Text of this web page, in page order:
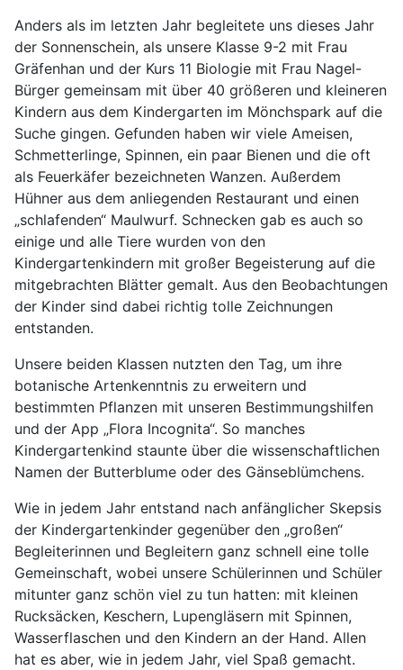
Anders als im letzten Jahr begleitete uns dieses Jahr
der Sonnenschein, als unsere Klasse 9-2 mit Frau
Gräfenhan und der Kurs 11 Biologie mit Frau Nagel-
Bürger gemeinsam mit über 40 größeren und kleineren
Kindern aus dem Kindergarten im Mönchspark auf die
Suche gingen. Gefunden haben wir viele Ameisen,
Schmetterlinge, Spinnen, ein paar Bienen und die oft
als Feuerkäfer bezeichneten Wanzen. Außerdem
Hühner aus dem anliegenden Restaurant und einen
„schlafenden“ Maulwurf. Schnecken gab es auch so
einige und alle Tiere wurden von den
Kindergartenkindern mit großer Begeisterung auf die
mitgebrachten Blätter gemalt. Aus den Beobachtungen
der Kinder sind dabei richtig tolle Zeichnungen
entstanden.
Unsere beiden Klassen nutzten den Tag, um ihre
botanische Artenkenntnis zu erweitern und
bestimmten Pflanzen mit unseren Bestimmungshilfen
und der App „Flora Incognita“. So manches
Kindergartenkind staunte über die wissenschaftlichen
Namen der Butterblume oder des Gänseblümchens.
Wie in jedem Jahr entstand nach anfänglicher Skepsis
der Kindergartenkinder gegenüber den „großen“
Begleiterinnen und Begleitern ganz schnell eine tolle
Gemeinschaft, wobei unsere Schülerinnen und Schüler
mitunter ganz schön viel zu tun hatten: mit kleinen
Rucksäcken, Keschern, Lupengläsern mit Spinnen,
Wasserflaschen und den Kindern an der Hand. Allen
hat es aber, wie in jedem Jahr, viel Spaß gemacht.